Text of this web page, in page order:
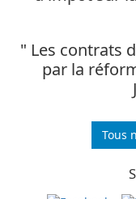
" Les contrats
par la
Tous